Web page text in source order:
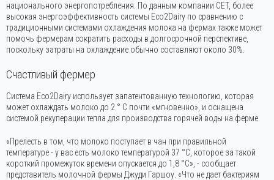
национального энергопотребления. По данным компании CET, более
высокая энергоэффективность системы Eco2Dairy по сравнению с
традиционными системами охлаждения молока на фермах также может
помочь фермерам сократить расходы в долгосрочной перспективе,
поскольку затраты на охлаждение обычно составляют около 30%.
Счастливый фермер
Система Eco2Dairy использует запатентованную технологию, которая
может охлаждать молоко до 2 ° C почти «мгновенно», и оснащена
системой рекуперации тепла для производства горячей воды на ферме.
«Прелесть в том, что молоко поступает в чан при правильной
температуре - у вас есть молоко температурой 37 °C, которое за такой
короткий промежуток времени опускается до 1,8 °C», - сообщает
представитель молочной фермы Джуди Гаршоу. «Что не дает бактериям